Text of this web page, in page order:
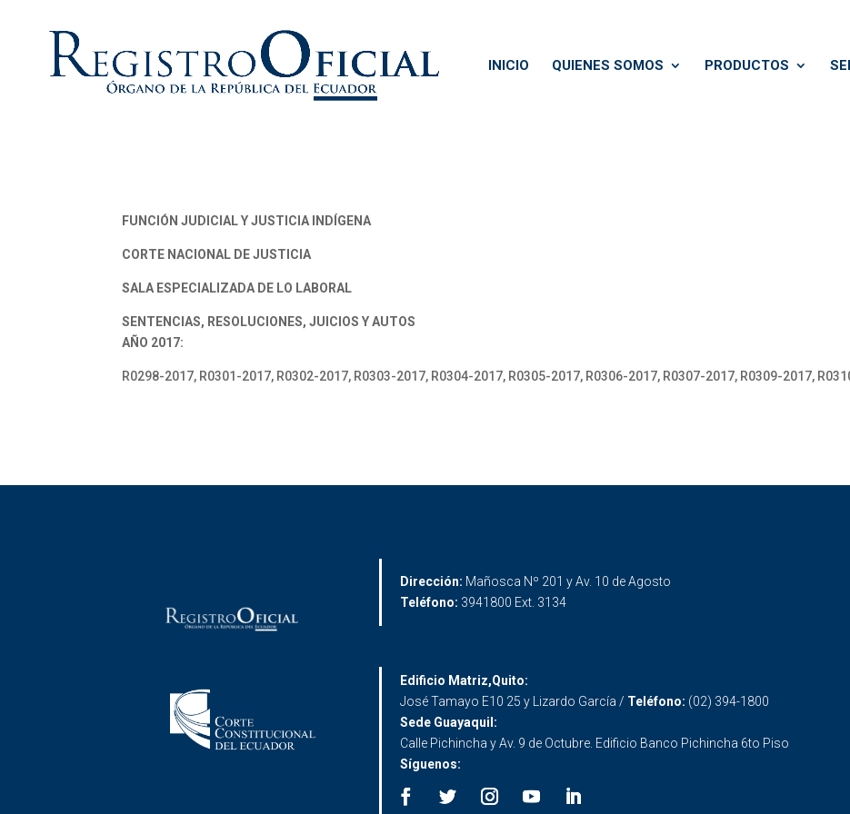
INICIO QUIENES SOMOS PRODUCTOS
FUNCIÓN JUDICIAL Y JUSTICIA INDÍGENA
CORTE NACIONAL DE JUSTICIA
SALA ESPECIALIZADA DE LO LABORAL
SENTENCIAS, RESOLUCIONES, JUICIOS Y AUTOS
AÑO 2017:
R0298-2017, R0301-2017, R0302-2017, R0303-2017, R0304-2017, R0305-2017, R0306-2017, R0307-2017, R0309-2017,
Dirección: Mañosca Nº 201 y Av. 10 de Agosto
Teléfono: 3941800 Ext. 3134
Edificio Matriz,Quito:
José Tamayo E10 25 y Lizardo García / Teléfono: (02) 394-1800
Sede Guayaquil:
Calle Pichincha y Av. 9 de Octubre. Edificio Banco Pichincha 6to Piso
Síguenos: